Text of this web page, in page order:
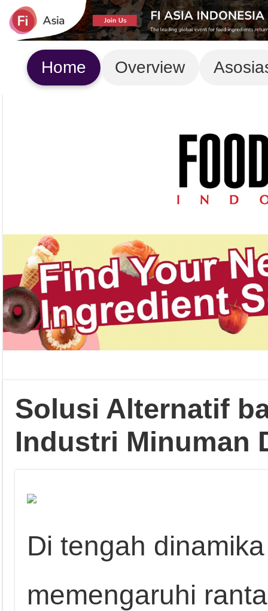
Home Overview
Solusi Alternatif
Industri Minuman
Di tengah
memengaruhi